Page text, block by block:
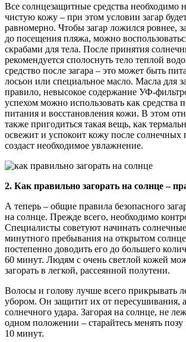
Все солнцезащитные средства необходимо
чистую кожу – при этом условии загар
равномерно. Чтобы загар ложился ровнее,
до посещения пляжа, можно
скрабами для тела. После принятия
рекомендуется сполоснуть тело теплой
средство после загара – это может быть
лосьон или специальное масло. Масла для
правило, невысокое содержание УФ-
успехом можно использовать как средства
питания и восстановления кожи. В этом
также пригодиться такая вещь, как
освежит и успокоит кожу после солнечных
создаст необходимое увлажнение.
2. Как правильно загорать на солнце –
А теперь – общие правила безопасного
на солнце. Прежде всего, необходимо
Специалисты советуют начинать
минутного пребывания на открытом
постепенно доводить его до большего
60 минут. Людям с очень светлой кожей
загорать в легкой, рассеянной полутени.
Волосы и голову лучше всего прикрывать
убором. Он защитит их от пересушивания,
солнечного удара. Загорая на солнце, не
одном положении – старайтесь менять
10 минут.